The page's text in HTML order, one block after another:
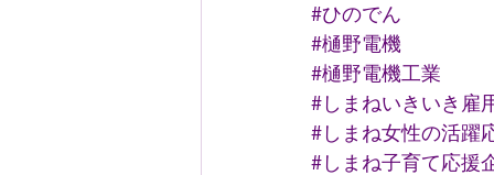
#ひのでん
#樋野電機
#樋野電機工業
#しまねいきいき雇
#しまね女性の活躍
#しまね子育て応援